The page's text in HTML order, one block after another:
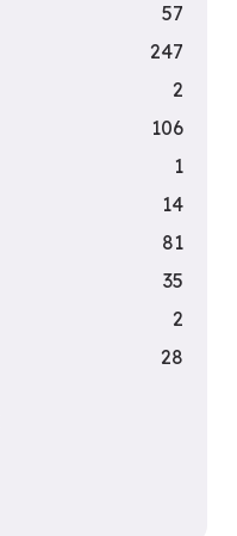
57
247
2
106
1
14
81
35
2
28